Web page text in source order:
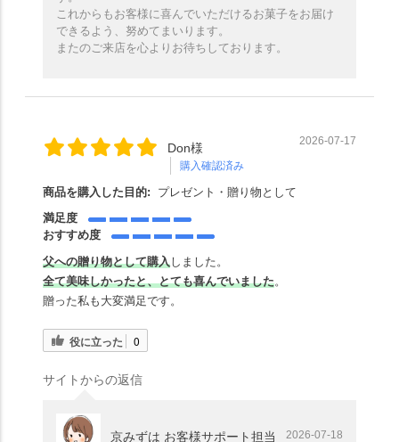
これからもお客様に喜んでいただけるお菓子をお届け
できるよう、努めてまいります。
またのご来店を心よりお待ちしております。
Don様
購入確認済み
2026-07-17
商品を購入した目的:
プレゼント・贈り物として
満足度
おすすめ度
父への贈り物として購入しました。
全て美味しかったと、とても喜んでいました。
贈った私も大変満足です。
役に立った 0
サイトからの返信
京みずは お客様サポート担当 2026-07-18